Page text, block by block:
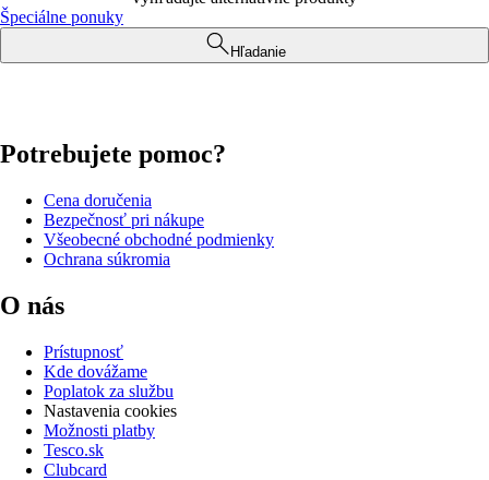
Špeciálne ponuky
Hľadanie
Potrebujete pomoc?
Cena doručenia
Bezpečnosť pri nákupe
Všeobecné obchodné podmienky
Ochrana súkromia
O nás
Prístupnosť
Kde dovážame
Poplatok za službu
Nastavenia cookies
Možnosti platby
Tesco.sk
Clubcard